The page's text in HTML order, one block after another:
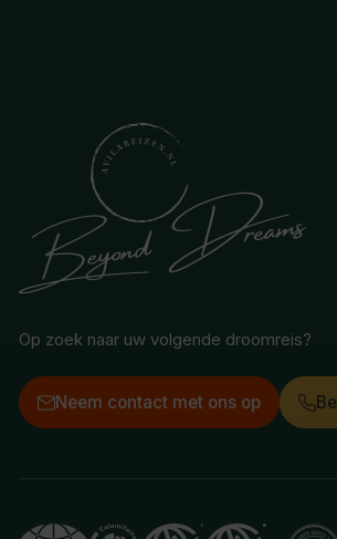
Op zoek naar uw volgende droomreis?
Neem contact met ons op